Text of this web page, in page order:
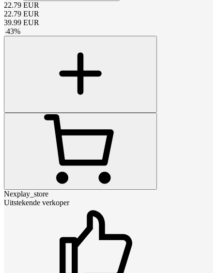
22.79 EUR
22.79 EUR
39.99 EUR
-43%
Nexplay_store
Uitstekende verkoper